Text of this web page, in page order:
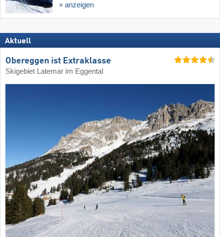
anzeigen
Aktuell
Obereggen ist Extraklasse
Skigebiet Latemar im Eggental